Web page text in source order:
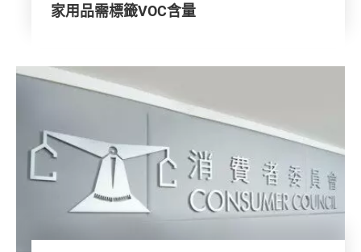
家用品需標籤VOC含量